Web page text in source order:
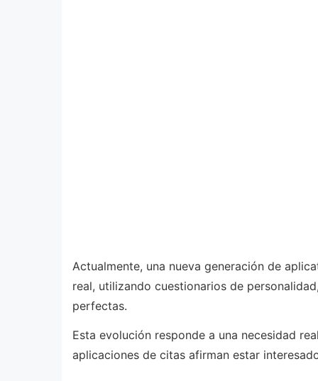
Actualmente, una nueva generación de
real, utilizando cuestionarios de
perfectas.
Esta evolución responde a una necesidad
aplicaciones de citas afirman estar